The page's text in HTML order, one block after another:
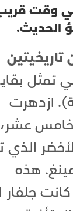
في وقت
الحديث.
تمثل
ازدهرت
الذي
هذه
جلفار